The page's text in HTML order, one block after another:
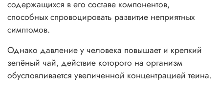
содержащихся в его составе компонентов,
способных спровоцировать развитие неприятных
симптомов.
Однако давление у человека повышает и крепкий
зелёный чай, действие которого на организм
обусловливается увеличенной концентрацией теина.